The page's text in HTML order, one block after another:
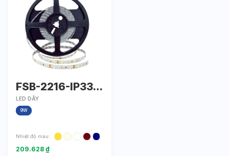
FSB-2216-IP33-
L120
LED DÂY
9W
Nhiệt độ màu:
209.628 ₫